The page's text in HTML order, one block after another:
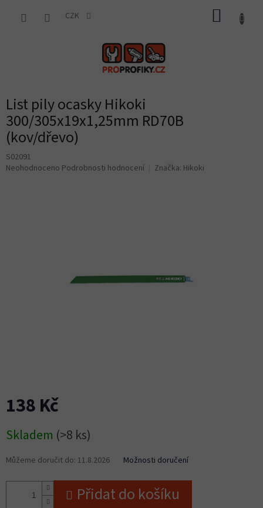
CZK
List pily ocasky Hikoki
300/305x19x1,25mm RD70B
(kov/dřevo)
S02091
Průměrné
Neohodnoceno Podrobnosti hodnocení Značka: Hikoki
138 Kč
cena:
Skladem (>8 ks)
Můžeme doručit do: 11.8.2026 Možnosti doručení
Přidat do košíku